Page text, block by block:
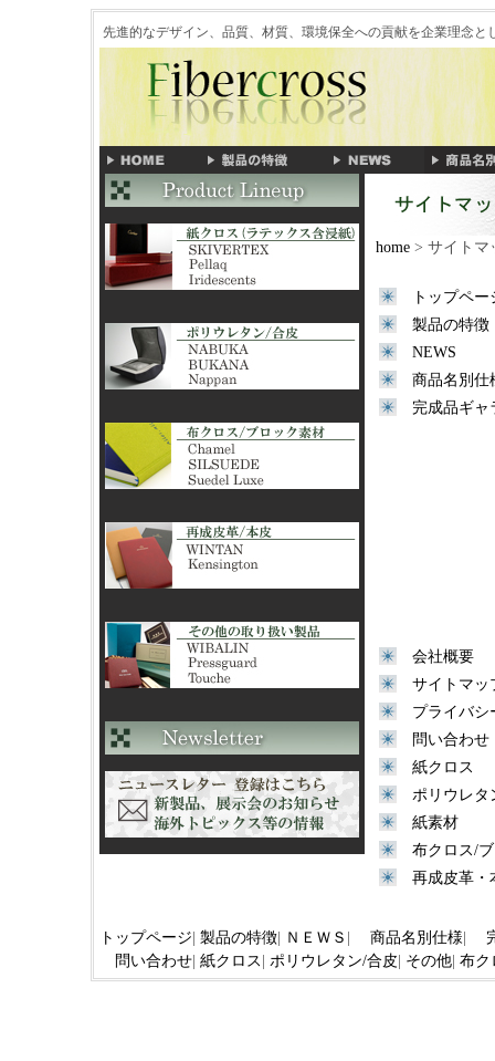
先進的なデザイン、品質、材質、環境保全への貢献を企業理念
home > サイトマ
トップペー
製品の特徴
NEWS
商品名別仕
完成品ギャ
会社概要
サイトマッ
プライバシ
問い合わせ
紙クロス
ポリウレタ
紙素材
布クロス/
再成皮革・
トップページ 製品の特徴 ＮＥＷＳ 商品名別仕様
問い合わせ 紙クロス ポリウレタン/合皮 その他 布ク